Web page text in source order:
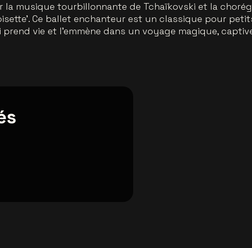
la musique tourbillonnante de Tchaïkovski et la
Ce ballet enchanteur est un classique pour
vie et l'emmène dans un voyage magique,